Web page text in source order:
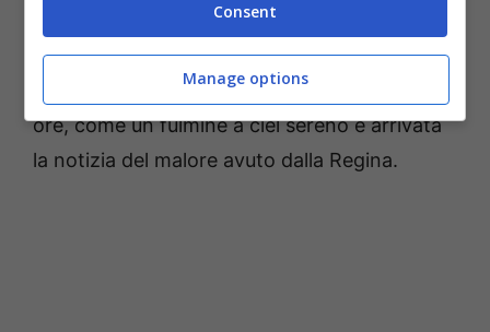
, sulle quali gli inglesi hanno
accusato lo staff reale di non esser mai stati
sinceri sulla questione. Nel corso delle ultime
ore, come un fulmine a ciel sereno è arrivata
la notizia del malore avuto dalla Regina.
Consent
Manage options